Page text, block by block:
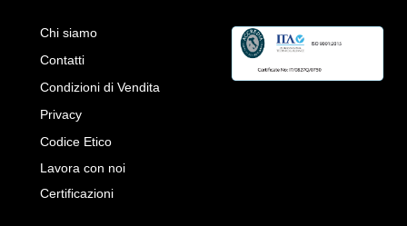
Chi siamo
Contatti
Condizioni di Vendita
Privacy
Codice Etico
Lavora con noi
Certificazioni